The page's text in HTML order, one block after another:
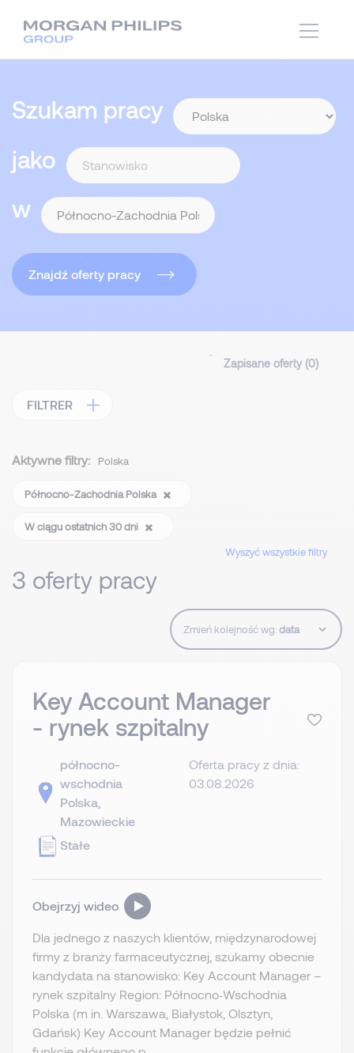
Szukam pracy
jako
w
Znajdź oferty pracy
Zapisane oferty (0)
FILTRER
Aktywne filtry: Polska
Północno-Zachodnia Polska
W ciągu ostatnich 30 dni
Wyszyć wszystkie filtry
3 oferty pracy
Zmień kolejność wg:
Key Account Manager
- rynek szpitalny
północno-
wschodnia
Polska,
Mazowieckie
Stałe
Oferta pracy z dnia:
03.08.2026
Obejrzyj wideo
Dla jednego z naszych klientów, międzynarodowej
firmy z branży farmaceutycznej, szukamy obecnie
kandydata na stanowisko: Key Account Manager –
rynek szpitalny Region: Północno‑Wschodnia
Polska (m in. Warszawa, Białystok, Olsztyn,
Gdańsk) Key Account Manager będzie pełnić